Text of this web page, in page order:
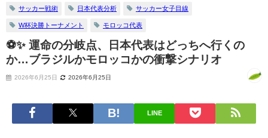
サッカー戦術 日本代表分析 サッカー女子目線
W杯決勝トーナメント モロッコ代表
⚽✨ 運命の分岐点、日本代表はどっちへ行くの
か…ブラジルかモロッコかの衝撃シナリオ
2026年6月25日 2026年6月25日
LINE